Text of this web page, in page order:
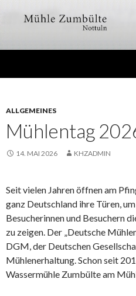
ALLGEMEINES
Mühlentag
14. MAI 2026 KHZADMIN
Seit vielen Jahren öffnen am
ganz Deutschland ihre Türen,
Besucherinnen und Besuchern
zu zeigen. Der „Deutsche
DGM, der Deutschen
Mühlenerhaltung. Schon seit
Wassermühle Zumbülte am